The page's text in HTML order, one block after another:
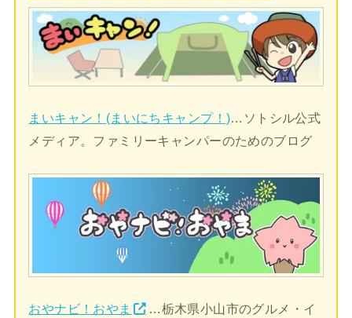
まいキャン！(まいにちキャンプ！)…ソトシル公式
メディア。ファミリーキャンパーのためのブログ
おやナビ！おやま
…栃木県小山市のグルメ・イ